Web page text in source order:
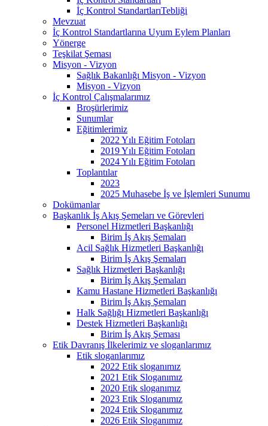
İç Kontrol StandartlarıTebliği
Mevzuat
İç Kontrol Standartlarına Uyum Eylem Planları
Yönerge
Teşkilat Şeması
Misyon - Vizyon
Sağlık Bakanlığı Misyon - Vizyon
Misyon - Vizyon
İç Kontrol Çalışmalarımız
Broşürlerimiz
Sunumlar
Eğitimlerimiz
2022 Yılı Eğitim Fotoları
2019 Yılı Eğitim Fotoları
2024 Yılı Eğitim Fotoları
Toplantılar
2023
2025 Muhasebe İş ve İşlemleri Sunumu
Dokümanlar
Başkanlık İş Akış Şemeları ve Görevleri
Personel Hizmetleri Başkanlığı
Birim İş Akış Şemaları
Acil Sağlık Hizmetleri Başkanlığı
Birim İş Akış Şemaları
Sağlık Hizmetleri Başkanlığı
Birim İş Akış Şemaları
Kamu Hastane Hizmetleri Başkanlığı
Birim İş Akış Şemaları
Halk Sağlığı Hizmetleri Başkanlığı
Destek Hizmetleri Başkanlığı
Birim İş Akış Şeması
Etik Davranış İlkelerimiz ve sloganlarımız
Etik sloganlarımız
2022 Etik sloganımız
2021 Etik Sloganımız
2020 Etik sloganımız
2023 Etik Sloganımız
2024 Etik Sloganımız
2026 Etik Sloganımız